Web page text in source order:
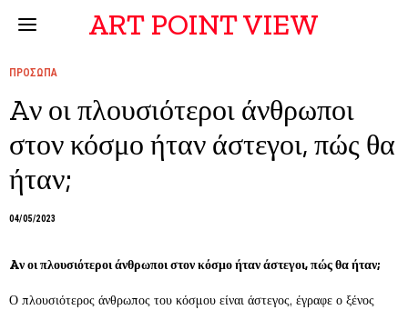
ART POINT VIEW
ΠΡΟΣΩΠΑ
Aν οι πλουσιότεροι άνθρωποι
στον κόσμο ήταν άστεγοι, πώς θα
ήταν;
04/05/2023
Aν οι πλουσιότεροι άνθρωποι στον κόσμο ήταν άστεγοι, πώς θα ήταν;
Ο πλουσιότερος άνθρωπος του κόσμου είναι άστεγος, έγραφε ο ξένος